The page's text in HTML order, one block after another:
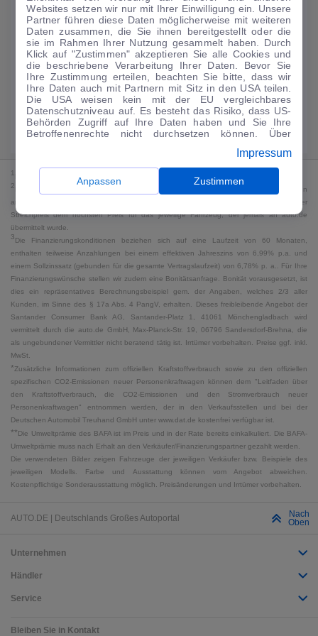
188€/mtl.
Guter Preis4
0 € Anzahlung ·60 Monate ·Finanzierungs-Details
Angebot anfragen Rate anpassen
Kraftstoffverbrauch komb. 18 l/100 km · CO₂-Emissionen komb. 0 g/km ·
CO₂-Klasse G · WLTP*
1
2 Bei dem Streichpreis handelt es sich für Neufahrzeuge und junge Gebrauchte um den
an auto.de übermittelten Listenpreis. Für alle anderen Fahrzeuge entspricht der
Streichpreis dem höchsten Preis für das jeweilige Fahrzeug, der jemals an auto.de
übermittelt wurde.
3Die Finanzierungskonditionen beziehen sich auf eine Laufzeit von 60 Monaten,
enthalten teilweise Anzahlungen bei einem effektiven Jahreszins von 6,99% p.a. und
einem Sollzinssatz (gebunden für die gesamte Vertragslaufzeit) von 6,78% p. a.. Für Ihre
Finanzierungswünsche stellen wir zudem eine Bonitätsanfrage. Bonität vorausgesetzt, ist
dies ein repräsentatives Berechnungsbeispiel gem. der Angaben, welches 2/3 aller
Kunden, im Sinne des § 17a Abs. 4 PangV, erhalten. Dieses freibleibende Angebot der
Santander Consumer Bank AG, Santander-Platz 1, 41061 Mönchengladbach wird
vermittelt durch die auto.de GmbH, Max-Planck-Str. 19, 06796 Sandersdorf-Brehna, die
als ungebundener Vermittler nicht beratend tätig ist. Irrtümer vorbehalten. Preise ggf. inkl.
MwSt.
*Zusätzliche Informationen zum offiziellen Kraftstoffverbrauch sowie zu den offiziellen
spezifischen CO2-Emissionen neuer Personenkraftwagen können dem "Leitfaden über
den Kraftstoffverbrauch, die CO2-Emissionen und den Stromverbrauch neuer
Personenkraftwagen" entnommen werden, der in den Verkaufsstellen und bei der
Deutschen Automobil Treuhand GmbH unter www.dat.de kostenfrei verfügbar ist.
**Die Umweltprämie des BAFA ist im Preis und in der Rate bereits einkalkuliert. Die BAFA-
Umweltprämie muss nach Erhalt an den Verkäufer/Finanzierungspartner gezahlt werden.
Die verwendeten Bilder zeigen Fahrzeuge der jeweiligen Verkäufer bzw. Beispiele des
jeweiligen Modells. Farbe und Ausstattung können vom Angebot abweichen.
Kostenpflichtige Sonderausstattung möglich. Preisänderungen und Irrtümer vorbehalten.
AUTO.DE | Deutschlands Großes Autoportal
Nach
Oben
Unternehmen
Händler
Service
Bleiben Sie in Kontakt
Websites setzen wir nur mit Ihrer Einwilligung ein. Unsere
Partner führen diese Daten möglicherweise mit weiteren
Daten zusammen, die Sie ihnen bereitgestellt oder die
sie im Rahmen Ihrer Nutzung gesammelt haben. Durch
Klick auf "Zustimmen" akzeptieren Sie alle Cookies und
die beschriebene Verarbeitung Ihrer Daten. Bevor Sie
Ihre Zustimmung erteilen, beachten Sie bitte, dass wir
Ihre Daten auch mit Partnern mit Sitz in den USA teilen.
Die USA weisen kein mit der EU vergleichbares
Datenschutzniveau auf. Es besteht das Risiko, dass US-
Behörden Zugriff auf Ihre Daten haben und Sie Ihre
Betroffenenrechte nicht durchsetzen können. Über
anpassen. Dies ist auch später jederzeit im Bereich
Cookie-Richtliniemöglich. Weitere Informationen finden
Sie in unsererDatenschutzerklärung .
Impressum
Anpassen Zustimmen